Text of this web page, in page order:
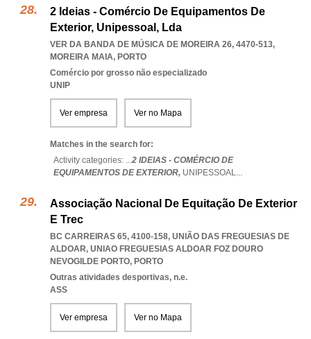
2 Ideias - Comércio De Equipamentos De
Exterior, Unipessoal, Lda
VER DA BANDA DE MÚSICA DE MOREIRA 26, 4470-513,
MOREIRA MAIA, PORTO
Comércio por grosso não especializado
UNIP
Ver empresa Ver no Mapa
Matches in the search for:
Activity categories: ...2 IDEIAS - COMÉRCIO DE
EQUIPAMENTOS DE EXTERIOR, UNIPESSOAL...
Associação Nacional De Equitação De Exterior
E Trec
BC CARREIRAS 65, 4100-158, UNIÃO DAS FREGUESIAS DE
ALDOAR, UNIAO FREGUESIAS ALDOAR FOZ DOURO
NEVOGILDE PORTO, PORTO
Outras atividades desportivas, n.e.
ASS
Ver empresa Ver no Mapa